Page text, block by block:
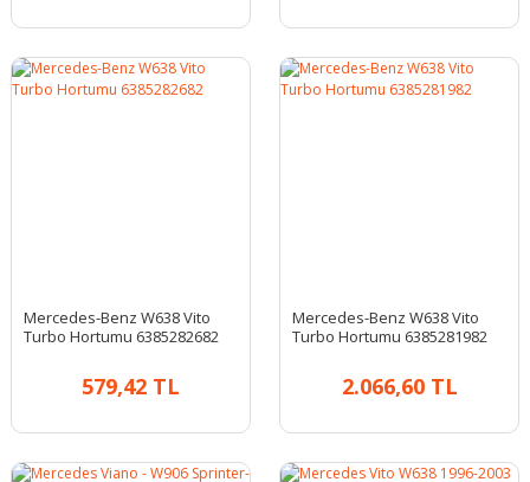
Mercedes-Benz W638 Vito
Turbo Hortumu 6385282682
579,42 TL
Mercedes-Benz W638 Vito
Turbo Hortumu 6385281982
2.066,60 TL